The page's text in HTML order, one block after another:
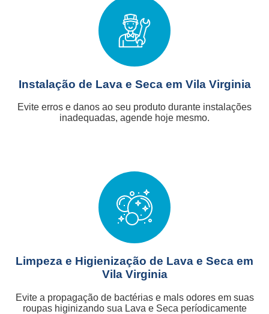
Instalação de Lava e Seca em Vila Virginia
Evite erros e danos ao seu produto durante instalações
inadequadas, agende hoje mesmo.
Limpeza e Higienização de Lava e Seca em
Vila Virginia
Evite a propagação de bactérias e mals odores em suas
roupas higinizando sua Lava e Seca períodicamente